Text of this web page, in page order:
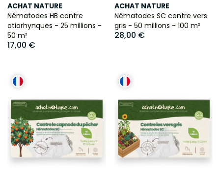
ACHAT NATURE
Nématodes HB contre
otiorhynques - 25 millions -
50 m²
17,00 €
ACHAT NATURE
Nématodes SC contre vers
gris - 50 millions - 100 m²
28,00 €